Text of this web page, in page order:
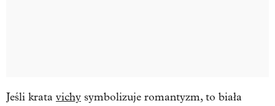
Jeśli krata vichy symbolizuje romantyzm, to biała